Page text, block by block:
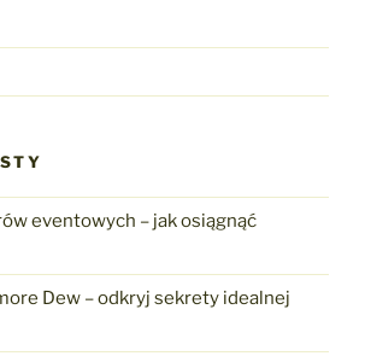
eventowych – jak osiągnąć
Dew – odkryj sekrety idealnej